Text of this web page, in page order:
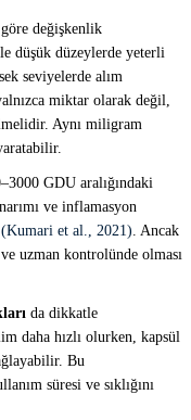
göre değişkenlik
düşük düzeylerde yeterli
seviyelerde alım
miktar olarak değil,
Aynı miligram
GDU aralığındaki
ve inflamasyon
(Kumari et al., 2021) . Ancak
uzman kontrolünde olması
da dikkatle
daha hızlı olurken, kapsül
Bu
süresi ve sıklığını